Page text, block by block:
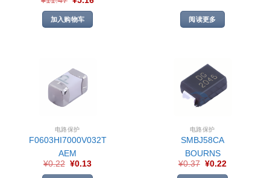
加入购物车 阅读更多
电路保护
F0603HI7000V032T
AEM
¥0.22 ¥0.13
电路保护
SMBJ58CA
BOURNS
¥0.37 ¥0.22